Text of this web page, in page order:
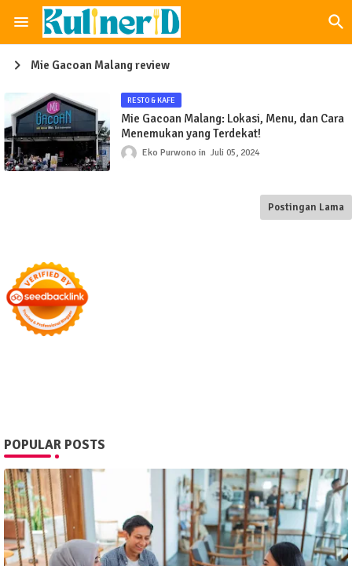
Mie Gacoan Malang review
RESTO & KAFE
Mie Gacoan Malang: Lokasi, Menu, dan Cara
Menemukan yang Terdekat!
Eko Purwono Juli 05, 2024
Postingan Lama
POPULAR POSTS